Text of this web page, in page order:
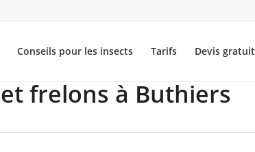
Conseils pour les insects Tarifs Devis gratuit
frelons à Buthiers